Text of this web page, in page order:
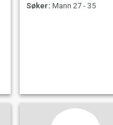
Søker: Mann 27 - 35